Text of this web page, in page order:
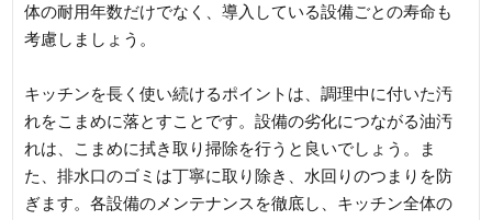
体の耐用年数だけでなく、導入している設備ごとの寿命も
考慮しましょう。
キッチンを長く使い続けるポイントは、調理中に付いた汚
れをこまめに落とすことです。設備の劣化につながる油汚
れは、こまめに拭き取り掃除を行うと良いでしょう。ま
た、排水口のゴミは丁寧に取り除き、水回りのつまりを防
ぎます。各設備のメンテナンスを徹底し、キッチン全体の